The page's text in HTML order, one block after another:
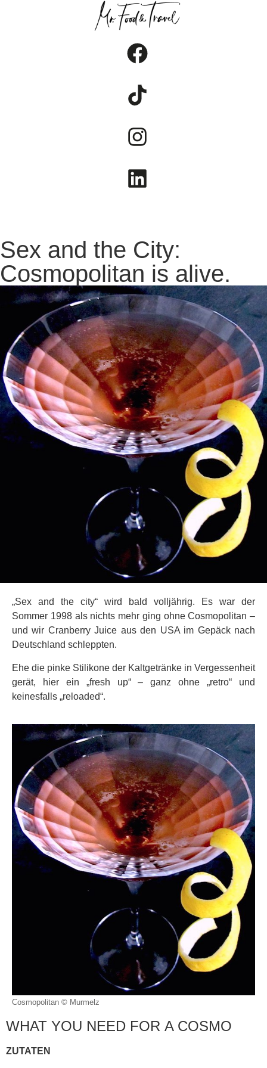
Sex and the City:
Cosmopolitan is alive.
„Sex and the city“ wird bald volljährig. Es war der
Sommer 1998 als nichts mehr ging ohne Cosmopolitan –
und wir Cranberry Juice aus den USA im Gepäck nach
Deutschland schleppten.
Ehe die pinke Stilikone der Kaltgetränke in Vergessenheit
gerät, hier ein „fresh up“ – ganz ohne „retro“ und
keinesfalls „reloaded“.
Cosmopolitan © Murmelz
WHAT YOU NEED FOR A COSMO
ZUTATEN